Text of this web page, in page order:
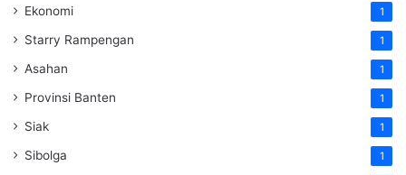
Ekonomi 1
Starry Rampengan 1
Asahan 1
Provinsi Banten 1
Siak 1
Sibolga 1